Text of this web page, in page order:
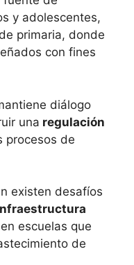
y adolescentes,
primaria, donde
con fines
diálogo
una regulación
procesos de
existen desafíos
escuelas que
de